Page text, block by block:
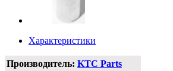
Характеристики
Производитель: KTC Parts